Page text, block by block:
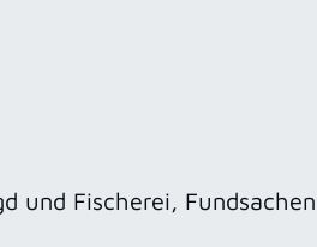
und Fischerei,